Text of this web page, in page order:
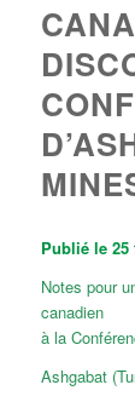
Publié le 25
Notes pour
canadien
à la
Ashgabat